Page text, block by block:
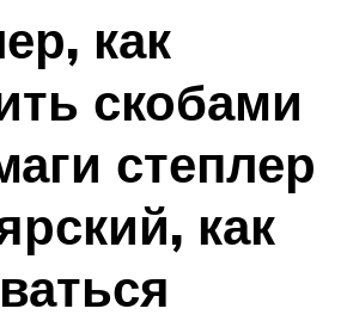
как
скобами
степлер
как